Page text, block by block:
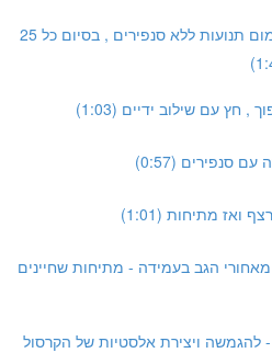
4.5 - 6-14X25 מינימום תנועות ללא סנפירים , בסיום כל 25
מאחורי הגב בעמידה - מתיחות שחיינים
- להגמשה ויצירת אלסטיות של הקרסול